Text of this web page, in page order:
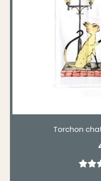
Torchon